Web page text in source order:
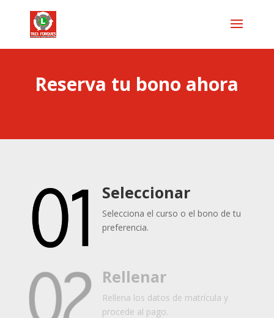
Reserva tu bono ahora
Seleccionar
Selecciona el curso o el bono de tu
preferencia.
Rellenar
Rellena los datos de matrícula y
procede al pago.